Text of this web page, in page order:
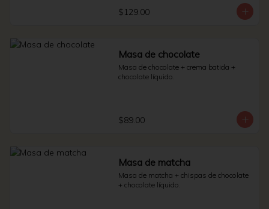
$129.00
Masa de chocolate
Masa de chocolate + crema batida +
chocolate líquido.
$89.00
Masa de matcha
Masa de matcha + chispas de chocolate
+ chocolate líquido.